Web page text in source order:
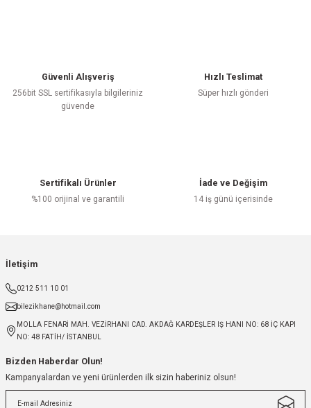
Güvenli Alışveriş
256bit SSL sertifikasıyla bilgileriniz
güvende
Hızlı Teslimat
Süper hızlı gönderi
Sertifikalı Ürünler
%100 orijinal ve garantili
İade ve Değişim
14 iş günü içerisinde
İletişim
0212 511 10 01
bilezikhane@hotmail.com
MOLLA FENARİ MAH. VEZİRHANI CAD. AKDAĞ KARDEŞLER IŞ HANI NO: 68 İÇ KAPI
NO: 48 FATİH/ İSTANBUL
Bizden Haberdar Olun!
Kampanyalardan ve yeni ürünlerden ilk sizin haberiniz olsun!